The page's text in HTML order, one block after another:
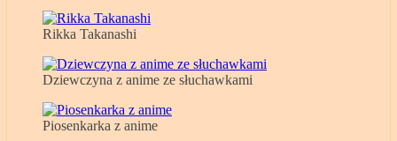
Rikka Takanashi
Dziewczyna z anime ze słuchawkami
Piosenkarka z anime